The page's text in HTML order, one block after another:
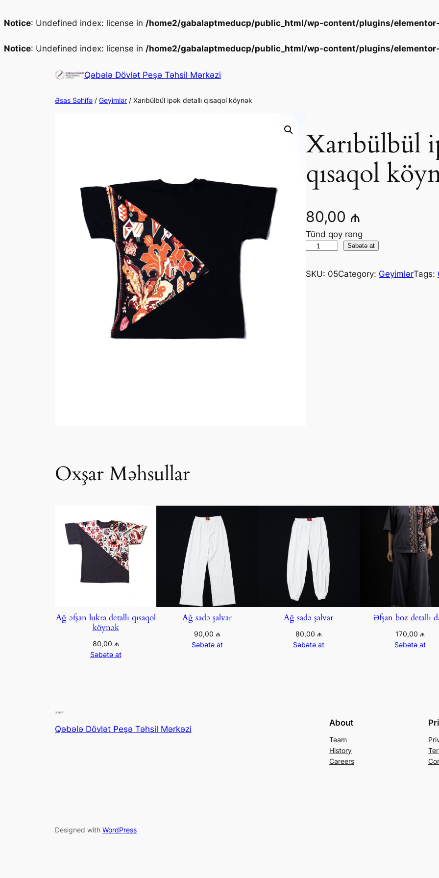
Notice: Undefined index: license in /home2/gabalaptmeducp/public_html/wp-content/plugins/
Notice: Undefined index: license in /home2/gabalaptmeducp/public_html/wp-content/plugins/
Qəbələ Dövlət Peşə Təhsil Mərkəzi
Əsas Səhifə / Geyimlər / Xarıbülbül ipək detallı qısaqol köynək
Xarıbülbül
qısaqol
80,00 ₼
Tünd qoy rəng
Səbətə at
SKU: 05Category: GeyimlərTags:
Oxşar Məhsullar
Ağ əfşan lukra detallı qısaqol
köynək
80,00 ₼
Səbətə at
Ağ sadə şalvar
90,00 ₼
Səbətə at
Ağ sadə şalvar
80,00 ₼
Səbətə at
Əfşan boz detallı
170,00 ₼
Səbətə at
Qəbələ Dövlət Peşə Təhsil Mərkəzi
About
Team
History
Careers
Designed with WordPress